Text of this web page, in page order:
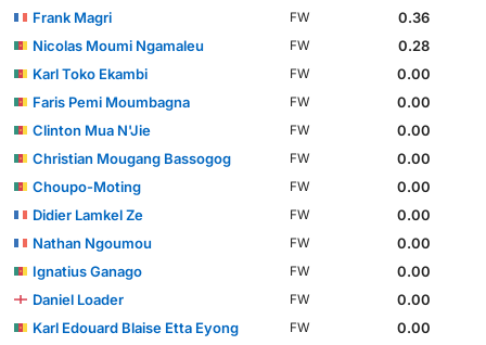
Frank Magri
FW
0.36
Nicolas Moumi Ngamaleu
FW
0.28
Karl Toko Ekambi
FW
0.00
Faris Pemi Moumbagna
FW
0.00
Clinton Mua N'Jie
FW
0.00
Christian Mougang Bassogog
FW
0.00
Choupo-Moting
FW
0.00
Didier Lamkel Ze
FW
0.00
Nathan Ngoumou
FW
0.00
Ignatius Ganago
FW
0.00
Daniel Loader
FW
0.00
Karl Edouard Blaise Etta Eyong
FW 0.00